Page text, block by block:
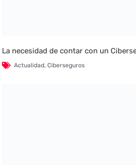
La necesidad de contar con un
Actualidad,Ciberseguros